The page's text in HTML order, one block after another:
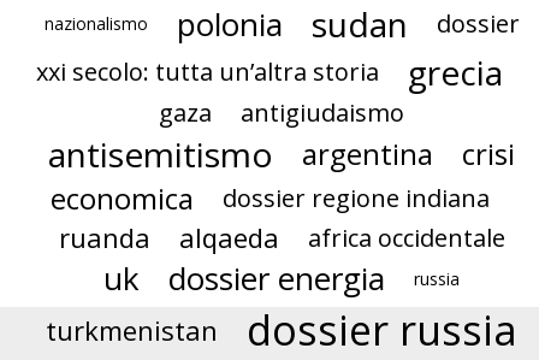
nazionalismo polonia sudan
dossier
xxi secolo: tutta un’altra storia
grecia
gaza antigiudaismo
antisemitismo argentina
crisi
economica
dossier regione indiana
ruanda alqaeda africa occidentale
uk dossier energia russia
turkmenistan dossier russia